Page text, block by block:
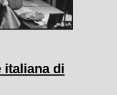
italiana di